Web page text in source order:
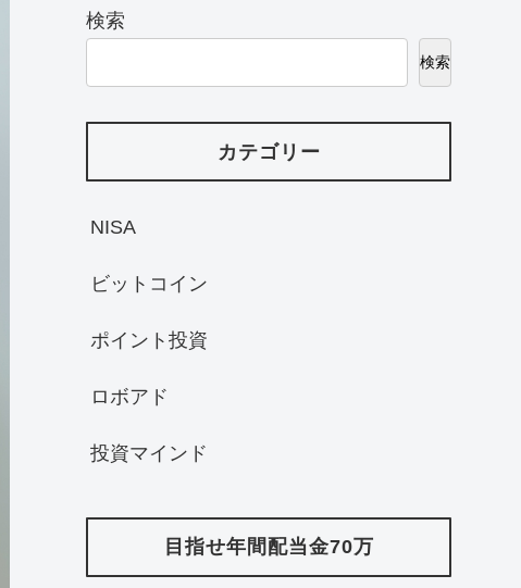
検索
検索
カテゴリー
NISA
ビットコイン
ポイント投資
ロボアド
投資マインド
目指せ年間配当金70万